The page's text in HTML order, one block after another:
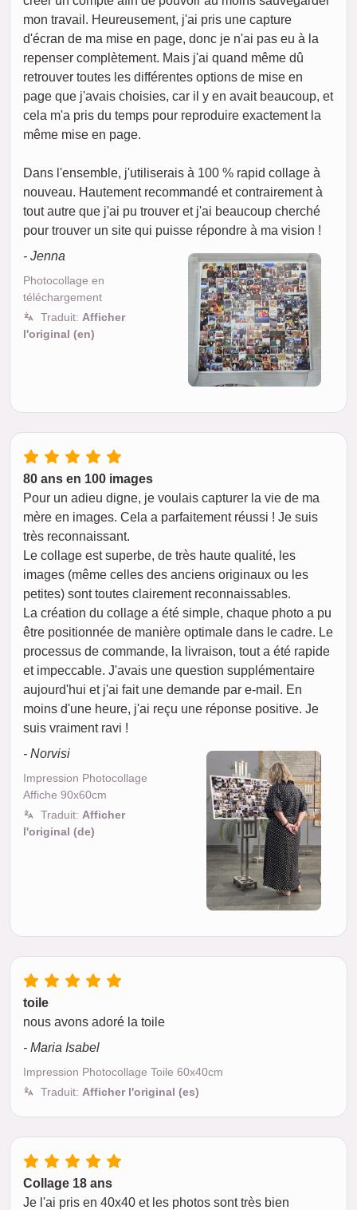
mon travail. Heureusement, j'ai pris une capture
d'écran de ma mise en page, donc je n'ai pas eu à la
repenser complètement. Mais j'ai quand même dû
retrouver toutes les différentes options de mise en
page que j'avais choisies, car il y en avait beaucoup, et
cela m'a pris du temps pour reproduire exactement la
même mise en page.
Dans l'ensemble, j'utiliserais à 100 % rapid collage à
nouveau. Hautement recommandé et contrairement à
tout autre que j'ai pu trouver et j'ai beaucoup cherché
pour trouver un site qui puisse répondre à ma vision !
- Jenna
Photocollage en
téléchargement
Traduit: Afficher
l'original (en)
80 ans en 100 images
Pour un adieu digne, je voulais capturer la vie de ma
mère en images. Cela a parfaitement réussi ! Je suis
très reconnaissant.
Le collage est superbe, de très haute qualité, les
images (même celles des anciens originaux ou les
petites) sont toutes clairement reconnaissables.
La création du collage a été simple, chaque photo a pu
être positionnée de manière optimale dans le cadre. Le
processus de commande, la livraison, tout a été rapide
et impeccable. J'avais une question supplémentaire
aujourd'hui et j'ai fait une demande par e-mail. En
moins d'une heure, j'ai reçu une réponse positive. Je
suis vraiment ravi !
- Norvisi
Impression Photocollage
Affiche 90x60cm
Traduit: Afficher
l'original (de)
toile
nous avons adoré la toile
- Maria Isabel
Impression Photocollage Toile 60x40cm
Traduit: Afficher l'original (es)
Collage 18 ans
Je l'ai pris en 40x40 et les photos sont très bien